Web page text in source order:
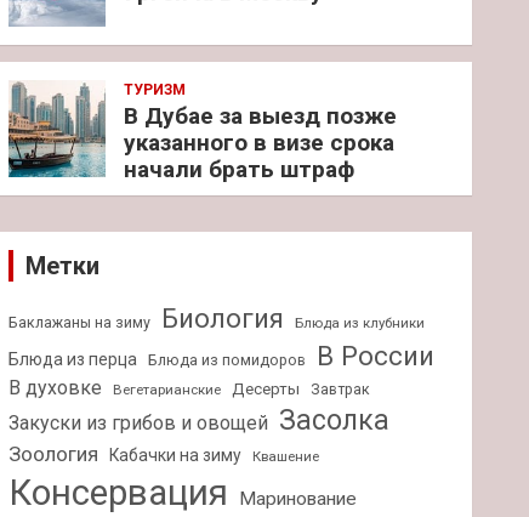
ТУРИЗМ
В Дубае за выезд позже
указанного в визе срока
начали брать штраф
Метки
Баклажаны на зиму Биология Блюда из клубники
Блюда из перца Блюда из помидоров В России
В духовке Вегетарианские Десерты Завтрак
Закуски из грибов и овощей Засолка
Зоология Кабачки на зиму Квашение
Консервация Маринование